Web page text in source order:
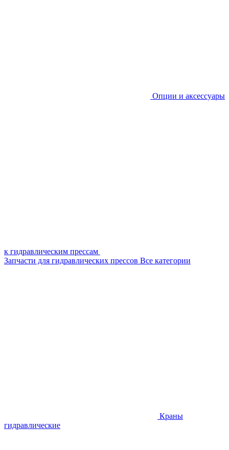
Опции и аксессуары
к гидравлическим прессам
Запчасти для гидравлических прессов Все категории
Краны
гидравлические